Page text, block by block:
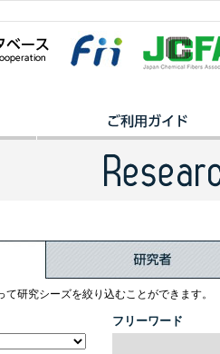
研究シーズを絞り込むことができます。
フリーワード